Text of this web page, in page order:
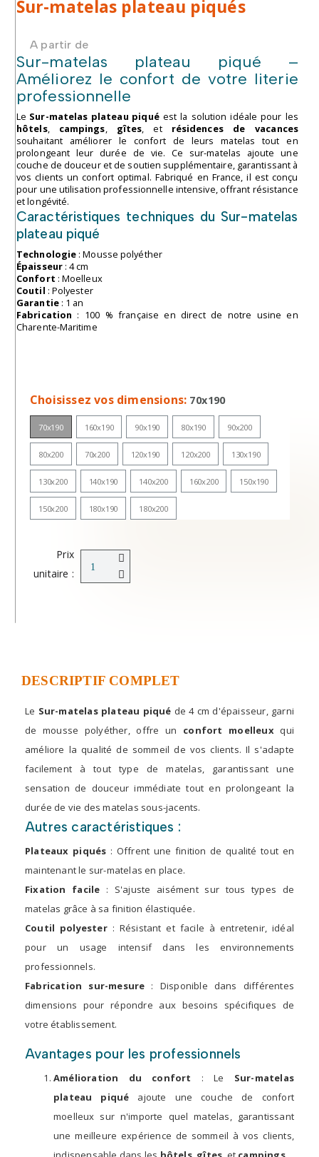
Sur-matelas plateau piqués
A partir de
Sur-matelas plateau piqué –
Améliorez le confort de votre literie
professionnelle
Le Sur-matelas plateau piquéest la solution idéale pour les
hôtels, campings, gîtes, et résidences de vacances
souhaitant améliorer le confort de leurs matelas tout en
prolongeant leur durée de vie. Ce sur-matelas ajoute une
couche de douceur et de soutien supplémentaire, garantissant à
vos clients un confort optimal. Fabriqué en France, il est conçu
pour une utilisation professionnelle intensive, offrant résistance
et longévité.
Caractéristiques techniques du Sur-matelas
plateau piqué
Technologie : Mousse polyéther
Épaisseur: 4 cm
Confort : Moelleux
Coutil : Polyester
Garantie: 1 an
Fabrication : 100 % française en direct de notre usine en
Charente-Maritime
Choisissez vos dimensions 70x190
70x190 160x190 90x190 80x190 90x200
80x200 70x200 120x190 120x200 130x190
130x200 140x190 140x200 160x200 150x190
150x200 180x190 180x200
Prix
unitaire :
DESCRIPTIF COMPLET
Le Sur-matelas plateau piqué de 4 cm d'épaisseur, garni
de mousse polyéther, offre un confort moelleuxqui
améliore la qualité de sommeil de vos clients. Il s'adapte
facilement à tout type de matelas, garantissant une
sensation de douceur immédiate tout en prolongeant la
durée de vie des matelas sous-jacents.
Autres caractéristiques :
Plateaux piqués : Offrent une finition de qualité tout en
maintenant le sur-matelas en place.
Fixation facile : S'ajuste aisément sur tous types de
matelas grâce à sa finition élastiquée.
Coutil polyester: Résistant et facile à entretenir, idéal
pour un usage intensif dans les environnements
professionnels.
Fabrication sur-mesure : Disponible dans différentes
dimensions pour répondre aux besoins spécifiques de
votre établissement.
Avantages pour les professionnels
Amélioration du confort : Le Sur-matelas
plateau piqué ajoute une couche de confort
moelleux sur n'importe quel matelas, garantissant
une meilleure expérience de sommeil à vos clients,